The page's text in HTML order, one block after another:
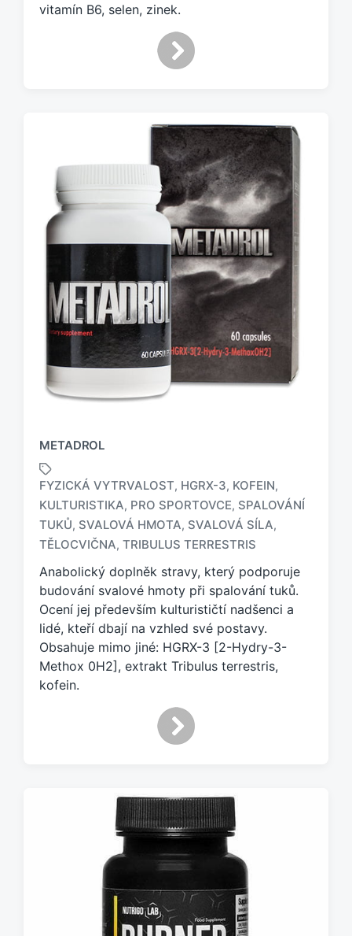
vitamín B6, selen, zinek.
METADROL
z
n
a
e
n
o
t
a
g
FYZICKÁ VYTRVALOST, HGRX-3, KOFEIN,
KULTURISTIKA, PRO SPORTOVCE, SPALOVÁNÍ
TUKŮ, SVALOVÁ HMOTA, SVALOVÁ SÍLA,
TĚLOCVIČNA, TRIBULUS TERRESTRIS
Anabolický doplněk stravy, který podporuje
budování svalové hmoty při spalování tuků.
Ocení jej především kulturističtí nadšenci a
lidé, kteří dbají na vzhled své postavy.
Obsahuje mimo jiné: HGRX-3 [2-Hydry-3-
Methox 0H2], extrakt Tribulus terrestris,
kofein.